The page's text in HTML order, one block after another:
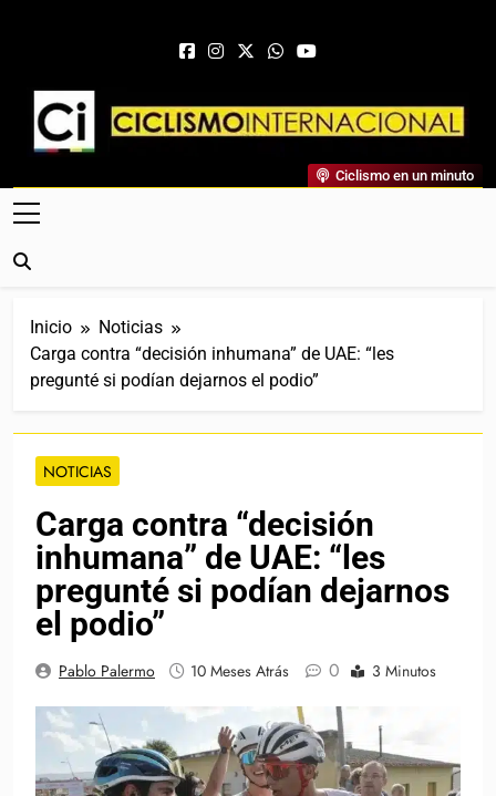
Ciclismo Internacional
Web Dedicada Al Ciclismo Mundial. Entrevistas, Análisis,
Crónicas, Previas Y Más. La Web Ciclista De Referencia.
Ciclismo en un minuto
Inicio
Noticias
Carga contra “decisión inhumana” de UAE: “les
pregunté si podían dejarnos el podio”
NOTICIAS
Carga contra “decisión
inhumana” de UAE: “les
pregunté si podían dejarnos
el podio”
Pablo Palermo 10 Meses Atrás 0 3 Minutos